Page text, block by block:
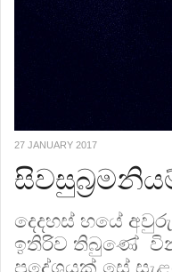
27 JANUARY 2017
දෙදහස් හයේ
ඉතිරිව තිබුණේ
ප්‍රදේශයක් සේ